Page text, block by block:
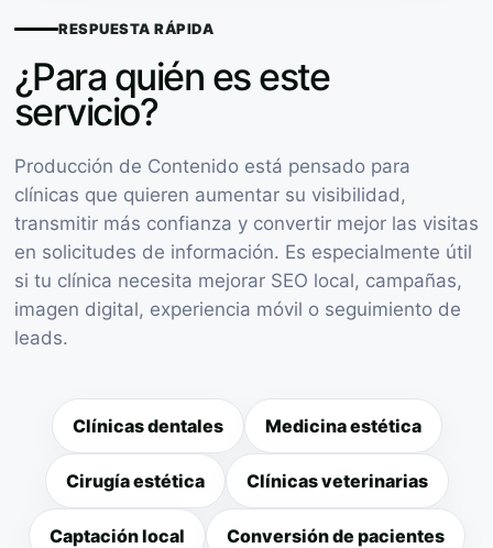
RESPUESTA RÁPIDA
¿Para quién es este
servicio?
Producción de Contenido está pensado para
clínicas que quieren aumentar su visibilidad,
transmitir más confianza y convertir mejor las visitas
en solicitudes de información. Es especialmente útil
si tu clínica necesita mejorar SEO local, campañas,
imagen digital, experiencia móvil o seguimiento de
leads.
Clínicas dentales Medicina estética
Cirugía estética Clínicas veterinarias
Captación local Conversión de pacientes